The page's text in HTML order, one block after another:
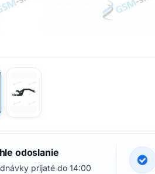
odoslanie
prijaté do 14:00